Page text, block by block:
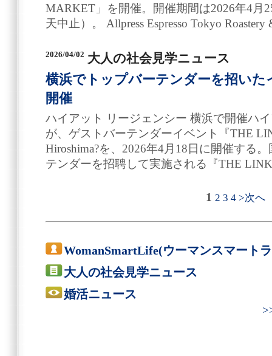
MARKET」を開催。開催期間は2026年4月
天中止）。 Allpress Espresso Tokyo
2026/04/02 大人の社会見学ニュース
横浜でトップバーテンダーを招い
開催
ハイアット リージェンシー 横浜で開催ハ
が、ゲストバーテンダーイベント『THE
Hiroshima?を、2026年4月18日に開催する
テンダーを招聘して実施される『THE
1 2 3 4 >次へ
WomanSmartLife(ウーマンスマート
大人の社会見学ニュース
婚活ニュース